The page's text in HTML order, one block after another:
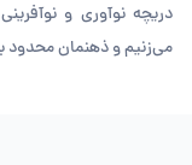
دریچه نوآوری و
می‌زنیم و ذهنمان